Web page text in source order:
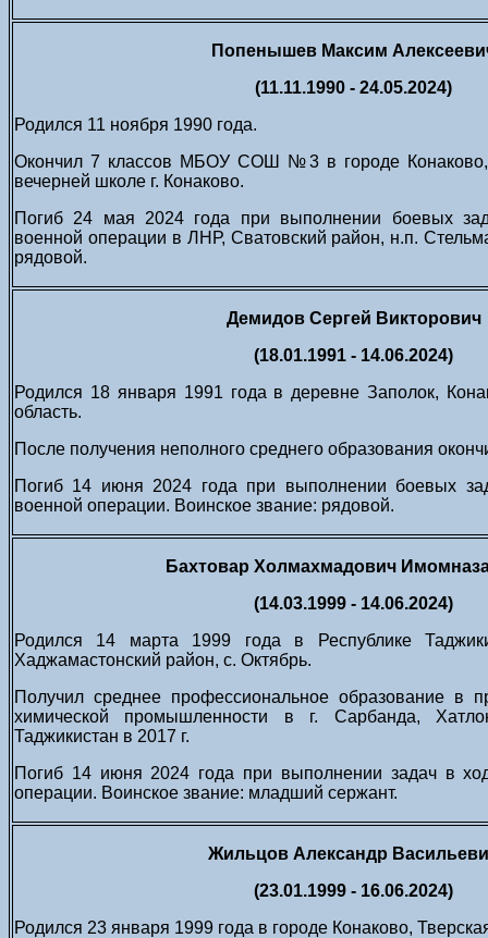
Попенышев Максим
(11.11.1990 - 24.05.2024)
Родился 11 ноября 1990 года.
Окончил 7 классов МБОУ СОШ №3 в городе Конаково,
вечерней школе г. Конаково.
Погиб 24 мая 2024 года при выполнении боевых
военной операции в ЛНР, Сватовский район, н.п.
рядовой.
Демидов Сергей Викторович
(18.01.1991 - 14.06.2024)
Родился 18 января 1991 года в деревне Заполок,
область.
После получения неполного среднего образования
Погиб 14 июня 2024 года при выполнении боевых
военной операции. Воинское звание: рядовой.
Бахтовар Холмахмадович
(14.03.1999 - 14.06.2024)
Родился 14 марта 1999 года в Республике
Хаджамастонский район, с. Октябрь.
Получил среднее профессиональное образование в
химической промышленности в г. Сарбанда,
Таджикистан в 2017 г.
Погиб 14 июня 2024 года при выполнении задач в
операции. Воинское звание: младший сержант.
Жильцов Александр
(23.01.1999 - 16.06.2024)
Родился 23 января 1999 года в городе Конаково,